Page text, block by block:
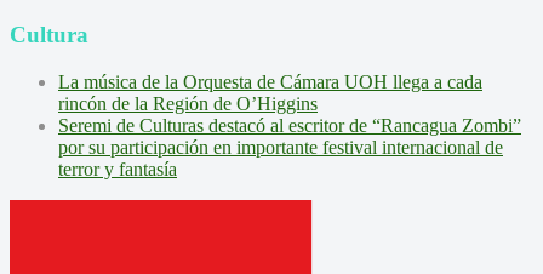
Cultura
La música de la Orquesta de Cámara UOH llega a cada
rincón de la Región de O’Higgins
Seremi de Culturas destacó al escritor de “Rancagua Zombi”
por su participación en importante festival internacional de
terror y fantasía